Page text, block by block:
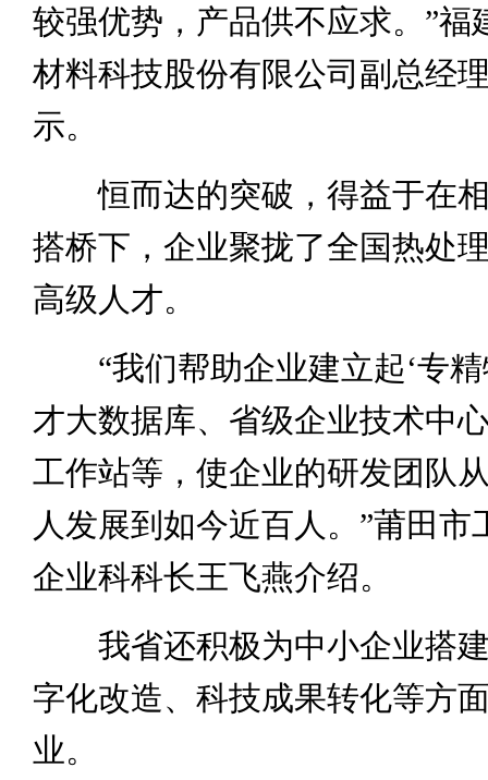
较强优势，产品供不应求。”福
材料科技股份有限公司副总经
示。
恒而达的突破，得益于在相
搭桥下，企业聚拢了全国热处
高级人才。
“我们帮助企业建立起‘专精
才大数据库、省级企业技术中
工作站等，使企业的研发团队
人发展到如今近百人。”莆田市
企业科科长王飞燕介绍。
我省还积极为中小企业搭建
字化改造、科技成果转化等方
业。